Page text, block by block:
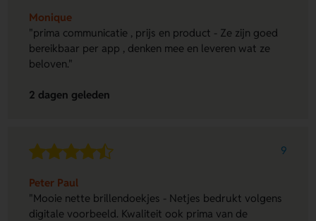
Monique
"prima communicatie , prijs en product - Ze zijn goed
bereikbaar per app , denken mee en leveren wat ze
beloven."
2 dagen geleden
9
Peter Paul
"Mooie nette brillendoekjes - Netjes bedrukt volgens
digitale voorbeeld. Kwaliteit ook prima van de